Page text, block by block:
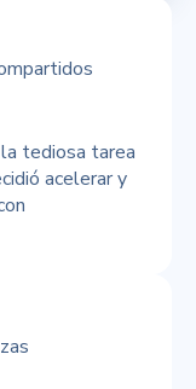
tediosa tarea
acelerar y